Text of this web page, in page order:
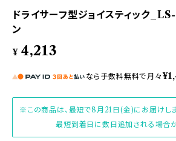
ドライサーフ型ジョイスティック
ン
¥ 4,213
なら 手数料無料で 月々
※この商品は、最短で8月21日(金)にお届けしま
最短到着日に数日追加される場合が